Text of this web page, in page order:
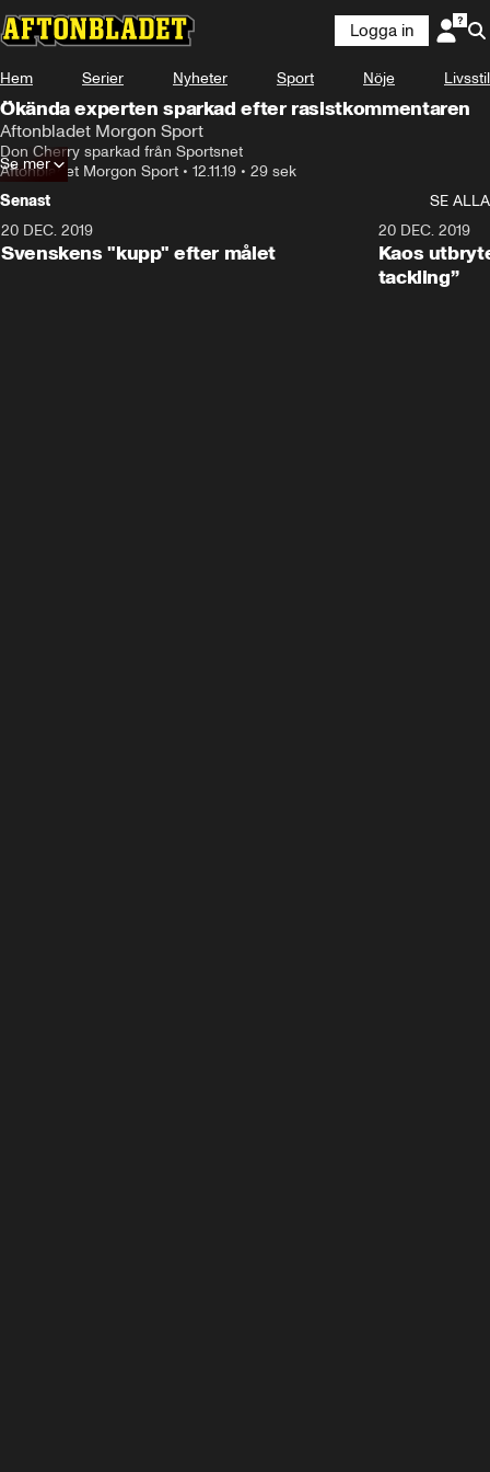
Logga in
Hem Serier Nyheter Sport Nöje Livsstil
Ökända experten sparkad efter rasistkommentaren
Aftonbladet Morgon Sport
Don Cherry sparkad från Sportsnet
Aftonbladet Morgon Sport • 12.11.19 • 29 sek
Se mer
Senast
SE ALLA
20 DEC. 2019
Svenskens "kupp" efter målet
20 DEC. 2019
Kaos
tackling”